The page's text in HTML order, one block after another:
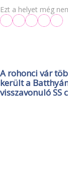
Ezt a helyet még
A rohonci vár
került a
visszavonuló